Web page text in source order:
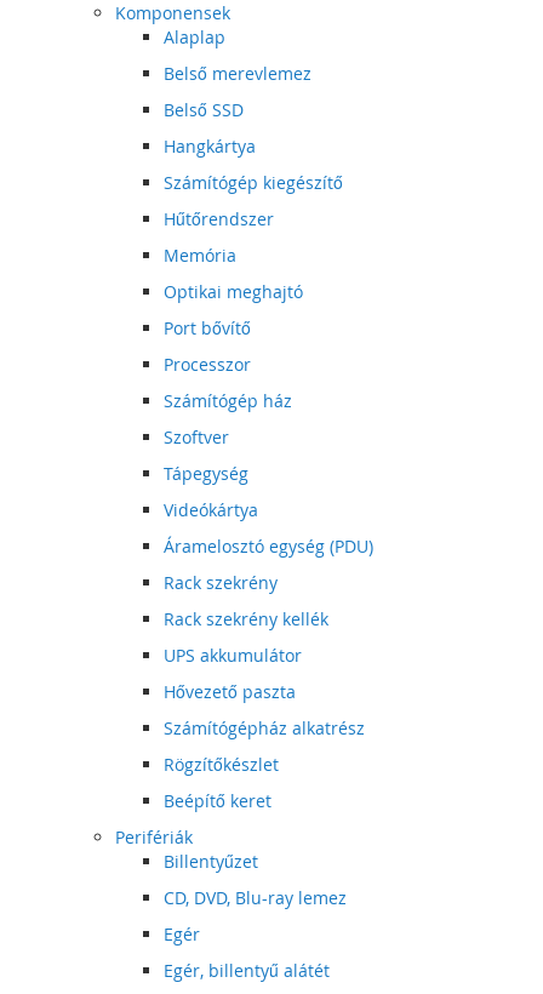
Komponensek
Alaplap
Belső merevlemez
Belső SSD
Hangkártya
Számítógép kiegészítő
Hűtőrendszer
Memória
Optikai meghajtó
Port bővítő
Processzor
Számítógép ház
Szoftver
Tápegység
Videókártya
Áramelosztó egység (PDU)
Rack szekrény
Rack szekrény kellék
UPS akkumulátor
Hővezető paszta
Számítógépház alkatrész
Rögzítőkészlet
Beépítő keret
Perifériák
Billentyűzet
CD, DVD, Blu-ray lemez
Egér
Egér, billentyű alátét